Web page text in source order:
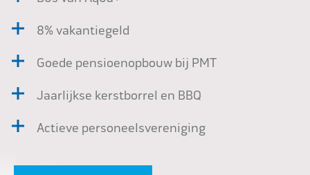
8% vakantiegeld
Goede pensioenopbouw bij PMT
Jaarlijkse kerstborrel en BBQ
Actieve personeelsvereniging